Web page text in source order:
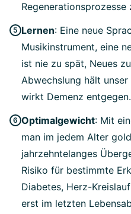
Regenerationsprozesse
Lernen: Eine neue
Musikinstrument, eine
ist nie zu spät, Neues
Abwechslung hält
wirkt Demenz entgegen.
Optimalgewicht: Mit
man im jedem Alter
jahrzehntelanges
Risiko für bestimmte
Diabetes, Herz-
erst im letzten